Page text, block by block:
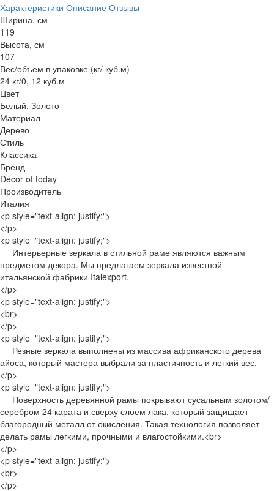
Характеристики Описание Отзывы
Ширина, см
119
Высота, см
107
Вес/объем в упаковке (кг/ куб.м)
24 кг/0, 12 куб.м
Цвет
Белый, Золото
Материал
Дерево
Стиль
Классика
Бренд
Décor of today
Производитель
Италия
<p style="text-align: justify;">
</p>
<p style="text-align: justify;">
Интерьерные зеркала в стильной раме являются важным
предметом декора. Мы предлагаем зеркала известной
итальянской фабрики Italexport.
</p>
<p style="text-align: justify;">
<br>
</p>
<p style="text-align: justify;">
Резные зеркала выполнены из массива африканского дерева
айоса, который мастера выбрали за пластичность и легкий вес.
</p>
<p style="text-align: justify;">
Поверхность деревянной рамы покрывают сусальным золотом/
серебром 24 карата и сверху слоем лака, который защищает
благородный металл от окисления. Такая технология позволяет
делать рамы легкими, прочными и влагостойкими.<br>
</p>
<p style="text-align: justify;">
<br>
</p>